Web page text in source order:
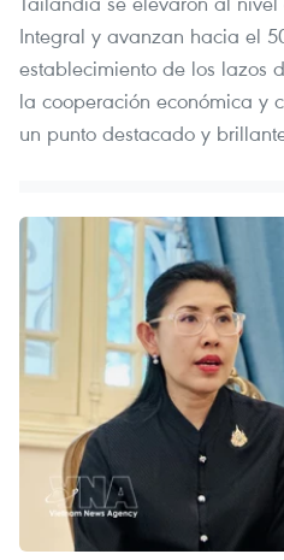
Integral y avanzan hacia el
establecimiento de los lazos
la cooperación económica y
un punto destacado y